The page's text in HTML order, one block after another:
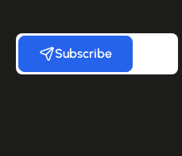
Subscribe